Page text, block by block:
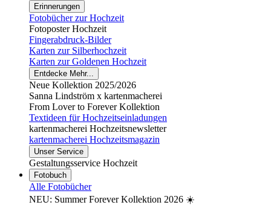
Erinnerungen
Fotobücher zur Hochzeit
Fotoposter Hochzeit
Fingerabdruck-Bilder
Karten zur Silberhochzeit
Karten zur Goldenen Hochzeit
Entdecke Mehr...
Neue Kollektion 2025/2026
Sanna Lindström x kartenmacherei
From Lover to Forever Kollektion
Textideen für Hochzeitseinladungen
kartenmacherei Hochzeitsnewsletter
kartenmacherei Hochzeitsmagazin
Unser Service
Gestaltungsservice Hochzeit
Fotobuch
Alle Fotobücher
NEU: Summer Forever Kollektion 2026 ☀️